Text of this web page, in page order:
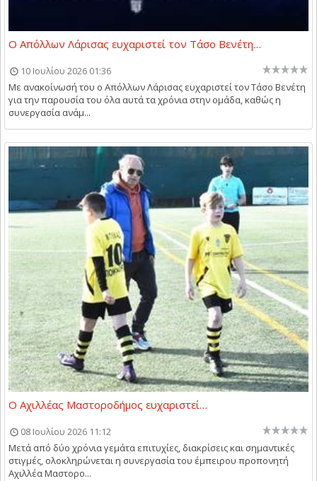
Ο Απόλλων Λάρισας ευχαριστεί τον Τάσο Βενέτη…
10 Ιουλίου 2026 01:36
Με ανακοίνωσή του ο Απόλλων Λάρισας ευχαριστεί τον Τάσο Βενέτη
για την παρουσία του όλα αυτά τα χρόνια στην ομάδα, καθώς η
συνεργασία ανάμ...
Ο Αχιλλέας Μαστοροδήμος ευχαριστεί…
08 Ιουλίου 2026 11:12
Μετά από δύο χρόνια γεμάτα επιτυχίες, διακρίσεις και σημαντικές
στιγμές, ολοκληρώνεται η συνεργασία του έμπειρου προπονητή
Αχιλλέα Μαστορο...